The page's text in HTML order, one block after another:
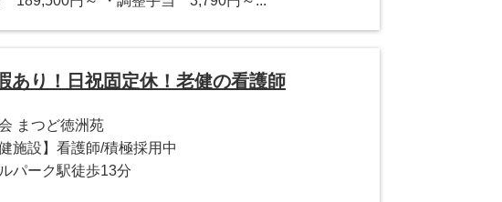
あり！日祝固定休！老健の看護師
まつど徳洲苑
施設】看護師/積極採用中
パーク駅徒歩13分